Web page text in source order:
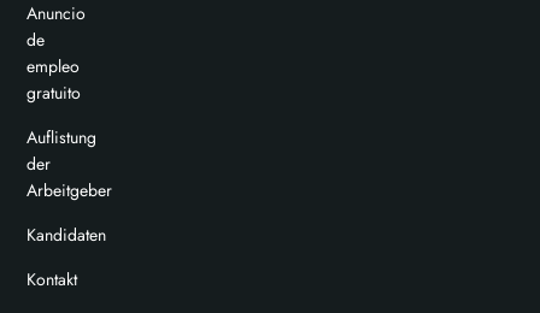
Anuncio
de
empleo
gratuito
Auflistung
der
Arbeitgeber
Kandidaten
Kontakt